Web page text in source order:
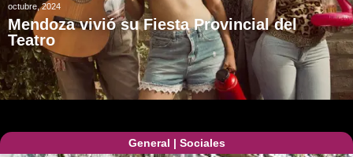
octubre, 2024
Mendoza vivió su Fiesta Provincial del
Teatro
General | Sociales